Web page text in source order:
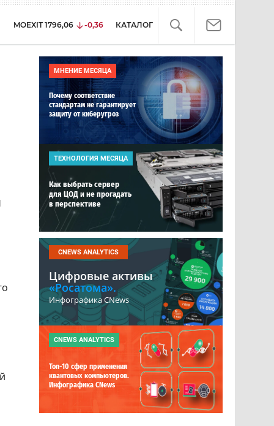
MOEXIT 1796,06 -0,36 КАТАЛОГ
МНЕНИЕ МЕСЯЦА
Почему соответствие
стандартам не гарантирует
защиту от киберугроз
ТЕХНОЛОГИЯ МЕСЯЦА
Как выбрать сервер
для ЦОД и не прогадать
в перспективе
CNEWS ANALYTICS
Цифровые активы
«Росатома».
Инфографика CNews
CNEWS ANALYTICS
Топ-10 сфер применения
квантовых компьютеров.
Инфографика CNews